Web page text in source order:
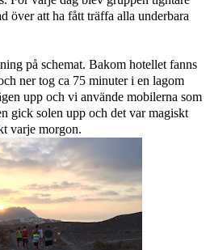
över att ha fått träffa alla underbara
på schemat. Bakom hotellet fanns
ner tog ca 75 minuter i en lagom
upp och vi använde mobilerna som
gick solen upp och det var magiskt
varje morgon.